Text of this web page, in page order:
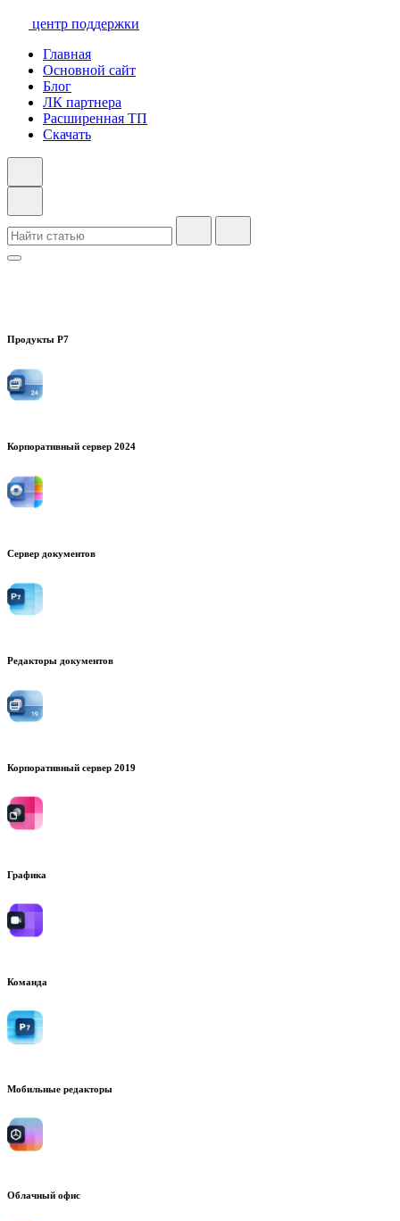
центр поддержки
Главная
Основной сайт
Блог
ЛК партнера
Расширенная ТП
Скачать
Продукты Р7
Корпоративный сервер 2024
Сервер документов
Редакторы документов
Корпоративный сервер 2019
Графика
Команда
Мобильные редакторы
Облачный офис